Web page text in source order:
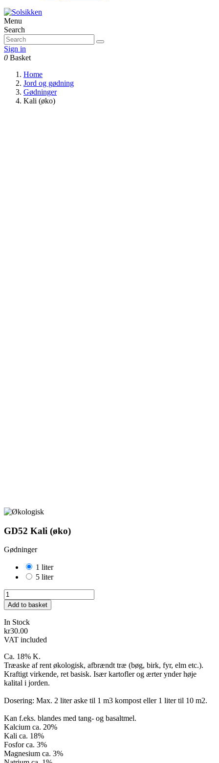
Menu
Search
Sign in
0 Basket
Home
Jord og gødning
Gødninger
Kali (øko)
GD52 Kali (øko)
Gødninger
1 liter
5 liter
Add to basket
In Stock
kr30.00
VAT included
Ca. 18% K.
Træaske af rent økologisk, afbrændt træ (bøg, birk, fyr, elm etc.).
Kraftigt virkende, ret basisk. Især kartofler og ærter ynder høje
kalital i jorden.
Dosering: Max. 2 liter aske til 1 m3 kompost eller 1 liter til 10 m2.
Kan f.eks. blandes med tang- og basaltmel.
Kalcium ca. 20%
Kali ca. 18%
Fosfor ca. 3%
Magnesium ca. 3%